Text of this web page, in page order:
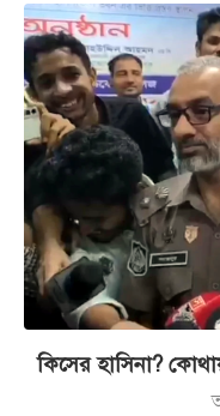
কিসের হাসিনা?